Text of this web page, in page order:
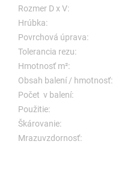
Rozmer D x V:
Hrúbka:
Povrchová úprava:
Tolerancia rezu:
Hmotnosť m²:
Obsah balení / hmotnosť:
Počet v balení:
Použitie:
Škárovanie:
Mrazuvzdornosť: